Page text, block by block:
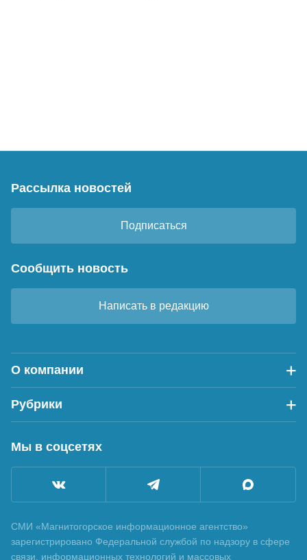
Рассылка новостей
Подписаться
Сообщить новость
Написать в редакцию
О компании
Рубрики
Мы в соцсетях
СМИ «Магнитогорское информационное агентство»
зарегистрировано Федеральной службой по надзору в сфере
связи, информационных технологий и массовых